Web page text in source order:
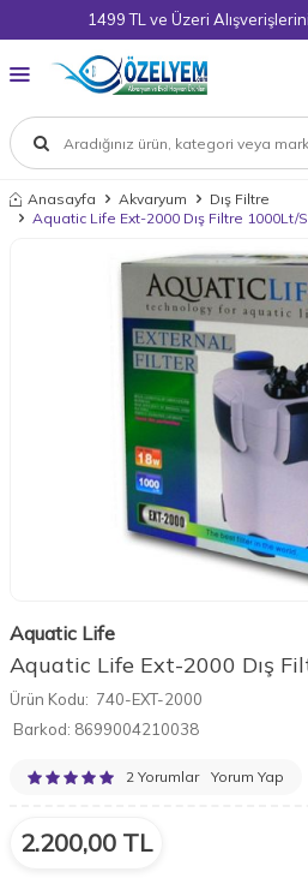
1499 TL ve Üzeri
Anasayfa Akvaryum
Dış Filtre
Aquatic Life Ext-2000 Dış Filtre 1000Lt/S
Aquatic Life
Aquatic Life Ext-2000 Dış
Ürün Kodu: 740-EXT-2000
Barkod: 8699004210038
2 Yorumlar Yorum Yap
2.200,00 TL